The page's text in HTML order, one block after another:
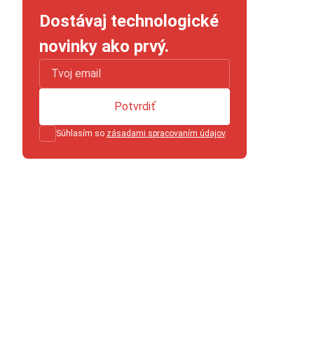
Dostávaj technologické
novinky ako prvý.
Súhlasím so zásadami spracovaním údajov.
Potvrdiť